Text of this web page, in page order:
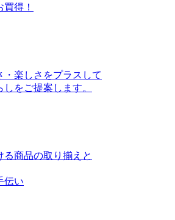
得！
楽しさをプラスして
をご提案します。
る商品の取り揃えと
伝い